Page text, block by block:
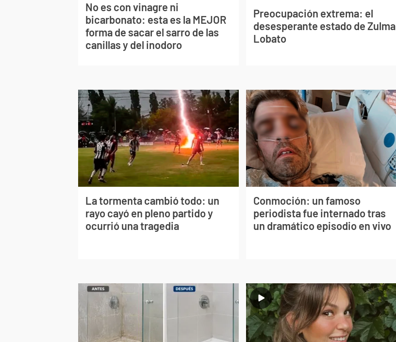
No es con vinagre ni
bicarbonato: esta es la MEJOR
forma de sacar el sarro de las
canillas y del inodoro
Preocupación extrema: el
desesperante estado de Zulma
Lobato
La tormenta cambió todo: un
rayo cayó en pleno partido y
ocurrió una tragedia
Conmoción: un famoso
periodista fue internado tras
un dramático episodio en vivo